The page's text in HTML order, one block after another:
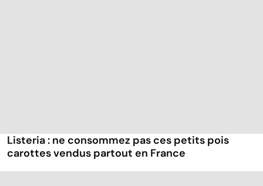
Listeria : ne consommez pas ces petits pois
carottes vendus partout en France